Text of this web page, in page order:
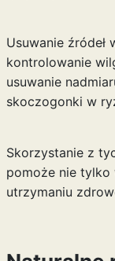
Usuwanie źródeł
kontrolowanie
usuwanie
skoczogonki w
Skorzystanie z
pomoże nie tylko
utrzymaniu